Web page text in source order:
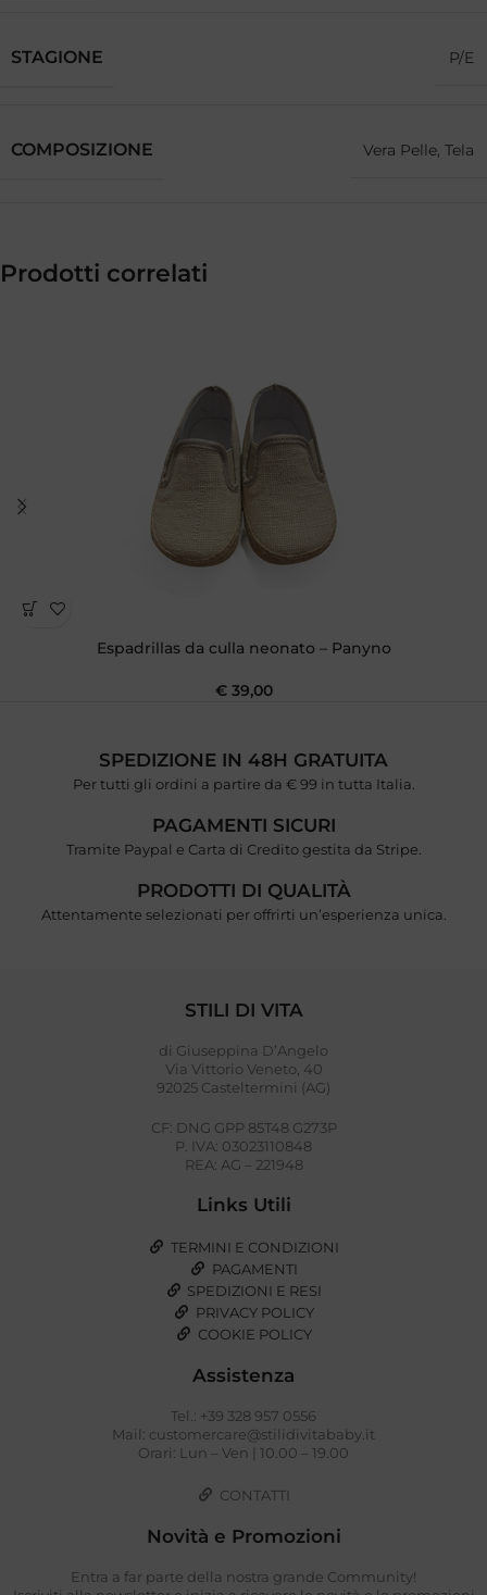
STAGIONE P/E
COMPOSIZIONE Vera Pelle, Tela
Prodotti correlati
Espadrillas da culla neonato – Panyno
€39,00
SPEDIZIONE IN 48H GRATUITA
Per tutti gli ordini a partire da € 99 in tutta Italia.
PAGAMENTI SICURI
Tramite Paypal e Carta di Credito gestita da Stripe.
PRODOTTI DI QUALITÀ
Attentamente selezionati per offrirti un’esperienza unica.
STILI DI VITA
di Giuseppina D’Angelo
Via Vittorio Veneto, 40
92025 Casteltermini (AG)
CF: DNG GPP 85T48 G273P
P. IVA: 03023110848
REA: AG – 221948
Links Utili
TERMINI E CONDIZIONI
PAGAMENTI
SPEDIZIONI E RESI
PRIVACY POLICY
COOKIE POLICY
Assistenza
Tel.: +39 328 957 0556
Mail: customercare@stilidivitababy.it
Orari: Lun – Ven | 10.00 – 19.00
CONTATTI
Novità e Promozioni
Entra a far parte della nostra grande Community!